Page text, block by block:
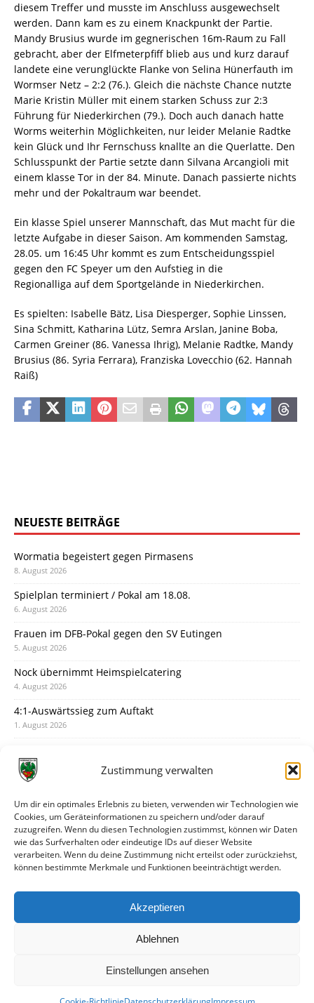
Zustimmung verwalten
Um dir ein optimales Erlebnis zu bieten, verwenden wir Technologien wie
Cookies, um Geräteinformationen zu speichern und/oder darauf
zuzugreifen. Wenn du diesen Technologien zustimmst, können wir Daten
wie das Surfverhalten oder eindeutige IDs auf dieser Website
verarbeiten. Wenn du deine Zustimmung nicht erteilst oder zurückziehst,
können bestimmte Merkmale und Funktionen beeinträchtigt werden.
Akzeptieren
Ablehnen
Einstellungen ansehen
diesem Treffer und musste im Anschluss ausgewechselt
werden. Dann kam es zu einem Knackpunkt der Partie.
Mandy Brusius wurde im gegnerischen 16m-Raum zu Fall
gebracht, aber der Elfmeterpfiff blieb aus und kurz darauf
landete eine verunglückte Flanke von Selina Hünerfauth im
Wormser Netz – 2:2 (76.). Gleich die nächste Chance nutzte
Marie Kristin Müller mit einem starken Schuss zur 2:3
Führung für Niederkirchen (79.). Doch auch danach hatte
Worms weiterhin Möglichkeiten, nur leider Melanie Radtke
kein Glück und Ihr Fernschuss knallte an die Querlatte. Den
Schlusspunkt der Partie setzte dann Silvana Arcangioli mit
einem klasse Tor in der 84. Minute. Danach passierte nichts
mehr und der Pokaltraum war beendet.
Ein klasse Spiel unserer Mannschaft, das Mut macht für die
letzte Aufgabe in dieser Saison. Am kommenden Samstag,
28.05. um 16:45 Uhr kommt es zum Entscheidungsspiel
gegen den FC Speyer um den Aufstieg in die
Regionalliga auf dem Sportgelände in Niederkirchen.
Es spielten: Isabelle Bätz, Lisa Diesperger, Sophie Linssen,
Sina Schmitt, Katharina Lütz, Semra Arslan, Janine Boba,
Carmen Greiner (86. Vanessa Ihrig), Melanie Radtke, Mandy
Brusius (86. Syria Ferrara), Franziska Lovecchio (62. Hannah
Raiß)
NEUESTE BEITRÄGE
Wormatia begeistert gegen Pirmasens
8. August 2026
Spielplan terminiert / Pokal am 18.08.
6. August 2026
Frauen im DFB-Pokal gegen den SV Eutingen
5. August 2026
Nock übernimmt Heimspielcatering
4. August 2026
4:1-Auswärtssieg zum Auftakt
1. August 2026
31. Juli 2026
30. Juli 2026
Deine Spielminute: 89+1
28. Juli 2026
Neuer Rückensponsor
Neue Podcast-Folge: So tickt Björn!
27. Juli 2026